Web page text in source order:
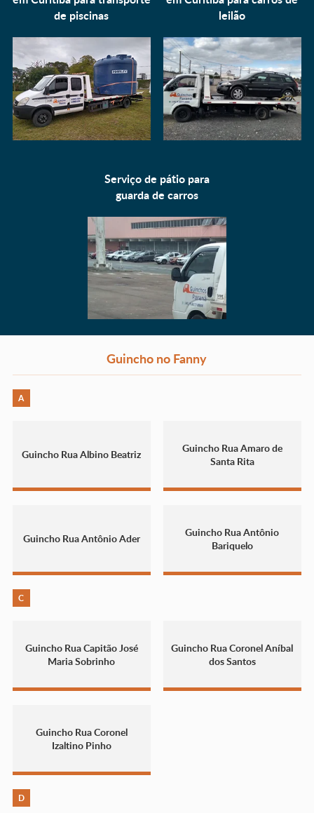
de piscinas
leilão
Serviço de pátio para
guarda de carros
Guincho no Fanny
A
Guincho Rua Albino Beatriz
Guincho Rua Amaro de
Santa Rita
Guincho Rua Antônio Ader
Guincho Rua Antônio
Bariquelo
C
Guincho Rua Capitão José
Maria Sobrinho
Guincho Rua Coronel Aníbal
dos Santos
Guincho Rua Coronel
Izaltino Pinho
D